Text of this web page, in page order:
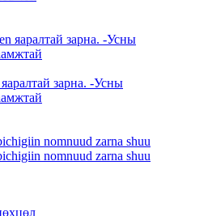
зарна. -Усны
nomnuud zarna shuu
nomnuud zarna shuu